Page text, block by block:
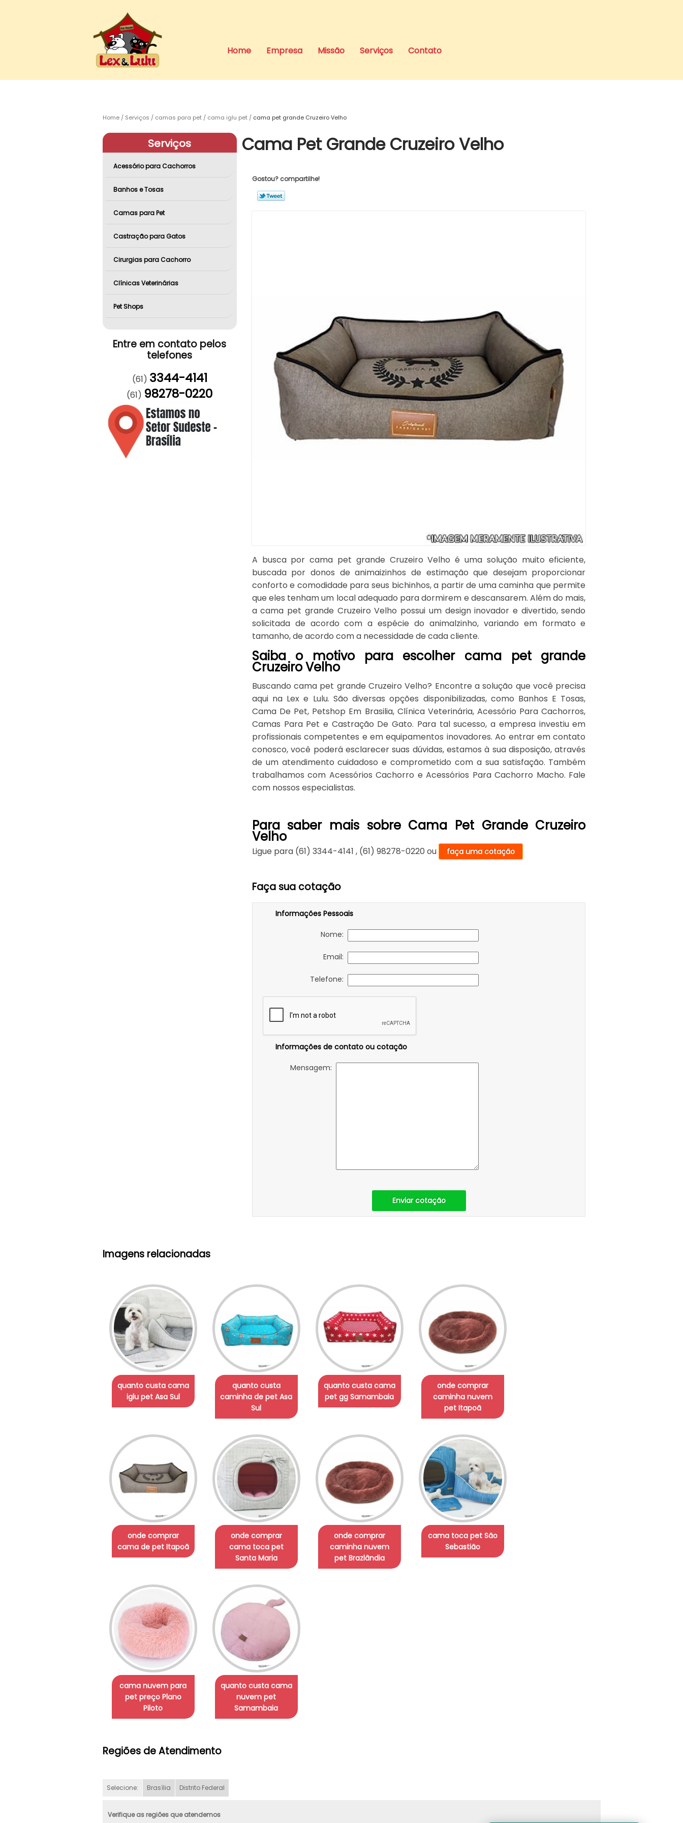
Home Empresa Missão Serviços Contato
Home Serviços camas para pet cama iglu pet cama pet grande Cruzeiro Velho
Serviços
Acessório para Cachorros
Banhos e Tosas
Camas para Pet
Castração para Gatos
Cirurgias para Cachorro
Clínicas Veterinárias
Pet Shops
Entre em contato pelos
telefones
(61) 3344-4141
(61) 98278-0220
Cama Pet Grande Cruzeiro Velho
Gostou? compartilhe!
A busca por cama pet grande Cruzeiro Velho é uma solução muito eficiente,
buscada por donos de animaizinhos de estimação que desejam proporcionar
conforto e comodidade para seus bichinhos, a partir de uma caminha que permite
que eles tenham um local adequado para dormirem e descansarem. Além do mais,
a cama pet grande Cruzeiro Velho possui um design inovador e divertido, sendo
solicitada de acordo com a espécie do animalzinho, variando em formato e
tamanho, de acordo com a necessidade de cada cliente.
Saiba o motivo para escolher cama pet grande
Cruzeiro Velho
Buscando cama pet grande Cruzeiro Velho? Encontre a solução que você precisa
aqui na Lex e Lulu. São diversas opções disponibilizadas, como Banhos E Tosas,
Cama De Pet, Petshop Em Brasilia, Clínica Veterinária, Acessório Para Cachorros,
Camas Para Pet e Castração De Gato. Para tal sucesso, a empresa investiu em
profissionais competentes e em equipamentos inovadores. Ao entrar em contato
conosco, você poderá esclarecer suas dúvidas, estamos à sua disposição, através
de um atendimento cuidadoso e comprometido com a sua satisfação. Também
trabalhamos com Acessórios Cachorro e Acessórios Para Cachorro Macho. Fale
com nossos especialistas.
Para saber mais sobre Cama Pet Grande Cruzeiro
Velho
Ligue para (61) 3344-4141 , (61) 98278-0220 ou faça uma cotação
Faça sua cotação
Informações Pessoais
Nome:
Email:
Telefone:
Informações de contato ou cotação
Mensagem:
Enviar cotação
Imagens relacionadas
quanto custa cama
iglu pet Asa Sul
quanto custa
caminha de pet Asa
Sul
quanto custa cama
pet gg Samambaia
onde comprar
caminha nuvem
pet Itapoã
onde comprar
cama de pet Itapoã
onde comprar
cama toca pet
Santa Maria
onde comprar
caminha nuvem
pet Brazlândia
cama toca pet São
Sebastião
cama nuvem para
pet preço Plano
Piloto
quanto custa cama
nuvem pet
Samambaia
Regiões de Atendimento
Selecione: Brasília Distrito Federal
Verifique as regiões que atendemos